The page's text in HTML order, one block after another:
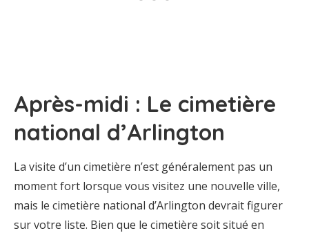
Après-midi : Le cimetière
national d’Arlington
La visite d’un cimetière n’est généralement pas un
moment fort lorsque vous visitez une nouvelle ville,
mais le cimetière national d’Arlington devrait figurer
sur votre liste. Bien que le cimetière soit situé en